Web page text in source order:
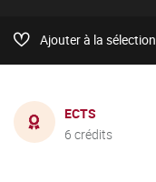
Ajouter à la sélection
ECTS
6 crédits